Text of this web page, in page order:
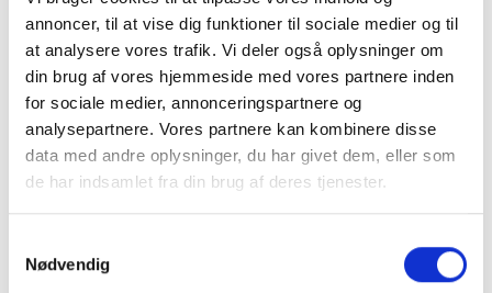
annoncer, til at vise dig funktioner til sociale medier og til
at analysere vores trafik. Vi deler også oplysninger om
din brug af vores hjemmeside med vores partnere inden
for sociale medier, annonceringspartnere og
analysepartnere. Vores partnere kan kombinere disse
data med andre oplysninger, du har givet dem, eller som
de har indsamlet fra din brug af deres tjenester.
Nødvendig